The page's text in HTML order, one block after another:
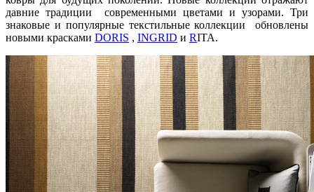
давние традиции современными цветами и узорами. Три
знаковые и популярные текстильные коллекции обновлены
новыми красками DORIS , INGRID и RITA.